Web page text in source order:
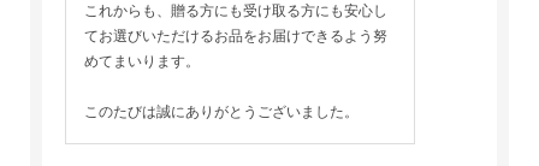
これからも、贈る方にも受け取る方にも安心し
てお選びいただけるお品をお届けできるよう努
めてまいります。
このたびは誠にありがとうございました。